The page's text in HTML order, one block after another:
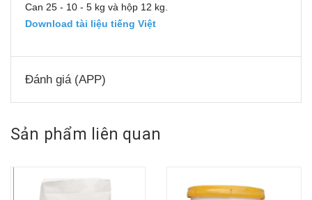
Can 25 - 10 - 5 kg và hộp 12 kg.
Download tài liệu tiếng Việt
Đánh giá (APP)
Sản phẩm liên quan